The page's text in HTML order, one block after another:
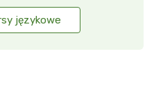
językowe